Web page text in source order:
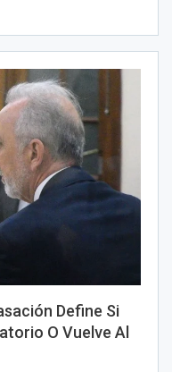
Define Si
O Vuelve Al